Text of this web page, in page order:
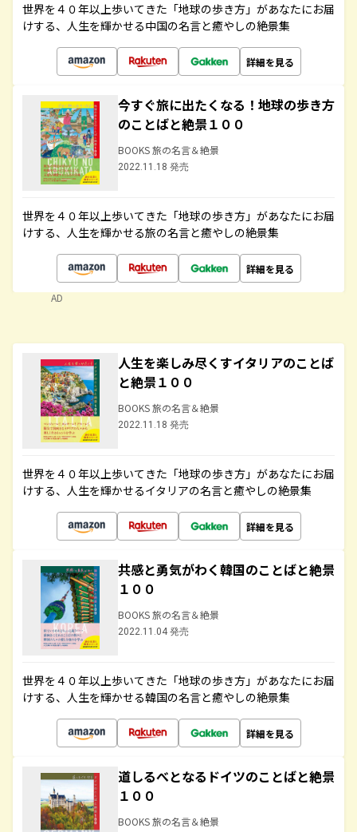
世界を４０年以上歩いてきた「地球の歩き方」があなたにお届
けする、人生を輝かせる中国の名言と癒やしの絶景集
詳細を見る
今すぐ旅に出たくなる！地球の歩き方
のことばと絶景１００
BOOKS 旅の名言＆絶景
2022.11.18 発売
世界を４０年以上歩いてきた「地球の歩き方」があなたにお届
けする、人生を輝かせる旅の名言と癒やしの絶景集
詳細を見る
AD
人生を楽しみ尽くすイタリアのことば
と絶景１００
BOOKS 旅の名言＆絶景
2022.11.18 発売
世界を４０年以上歩いてきた「地球の歩き方」があなたにお届
けする、人生を輝かせるイタリアの名言と癒やしの絶景集
詳細を見る
共感と勇気がわく韓国のことばと絶景
１００
BOOKS 旅の名言＆絶景
2022.11.04 発売
世界を４０年以上歩いてきた「地球の歩き方」があなたにお届
けする、人生を輝かせる韓国の名言と癒やしの絶景集
詳細を見る
道しるべとなるドイツのことばと絶景
１００
BOOKS 旅の名言＆絶景